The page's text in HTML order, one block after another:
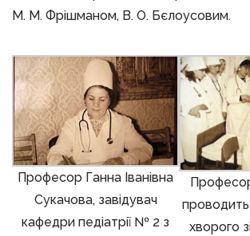
М. М. Фрішманом, В. О. Бєлоусовим.
Професор Ганна Іванівна
Сукачова, завідувач
кафедри педіатрії № 2 з
проводить
хворого